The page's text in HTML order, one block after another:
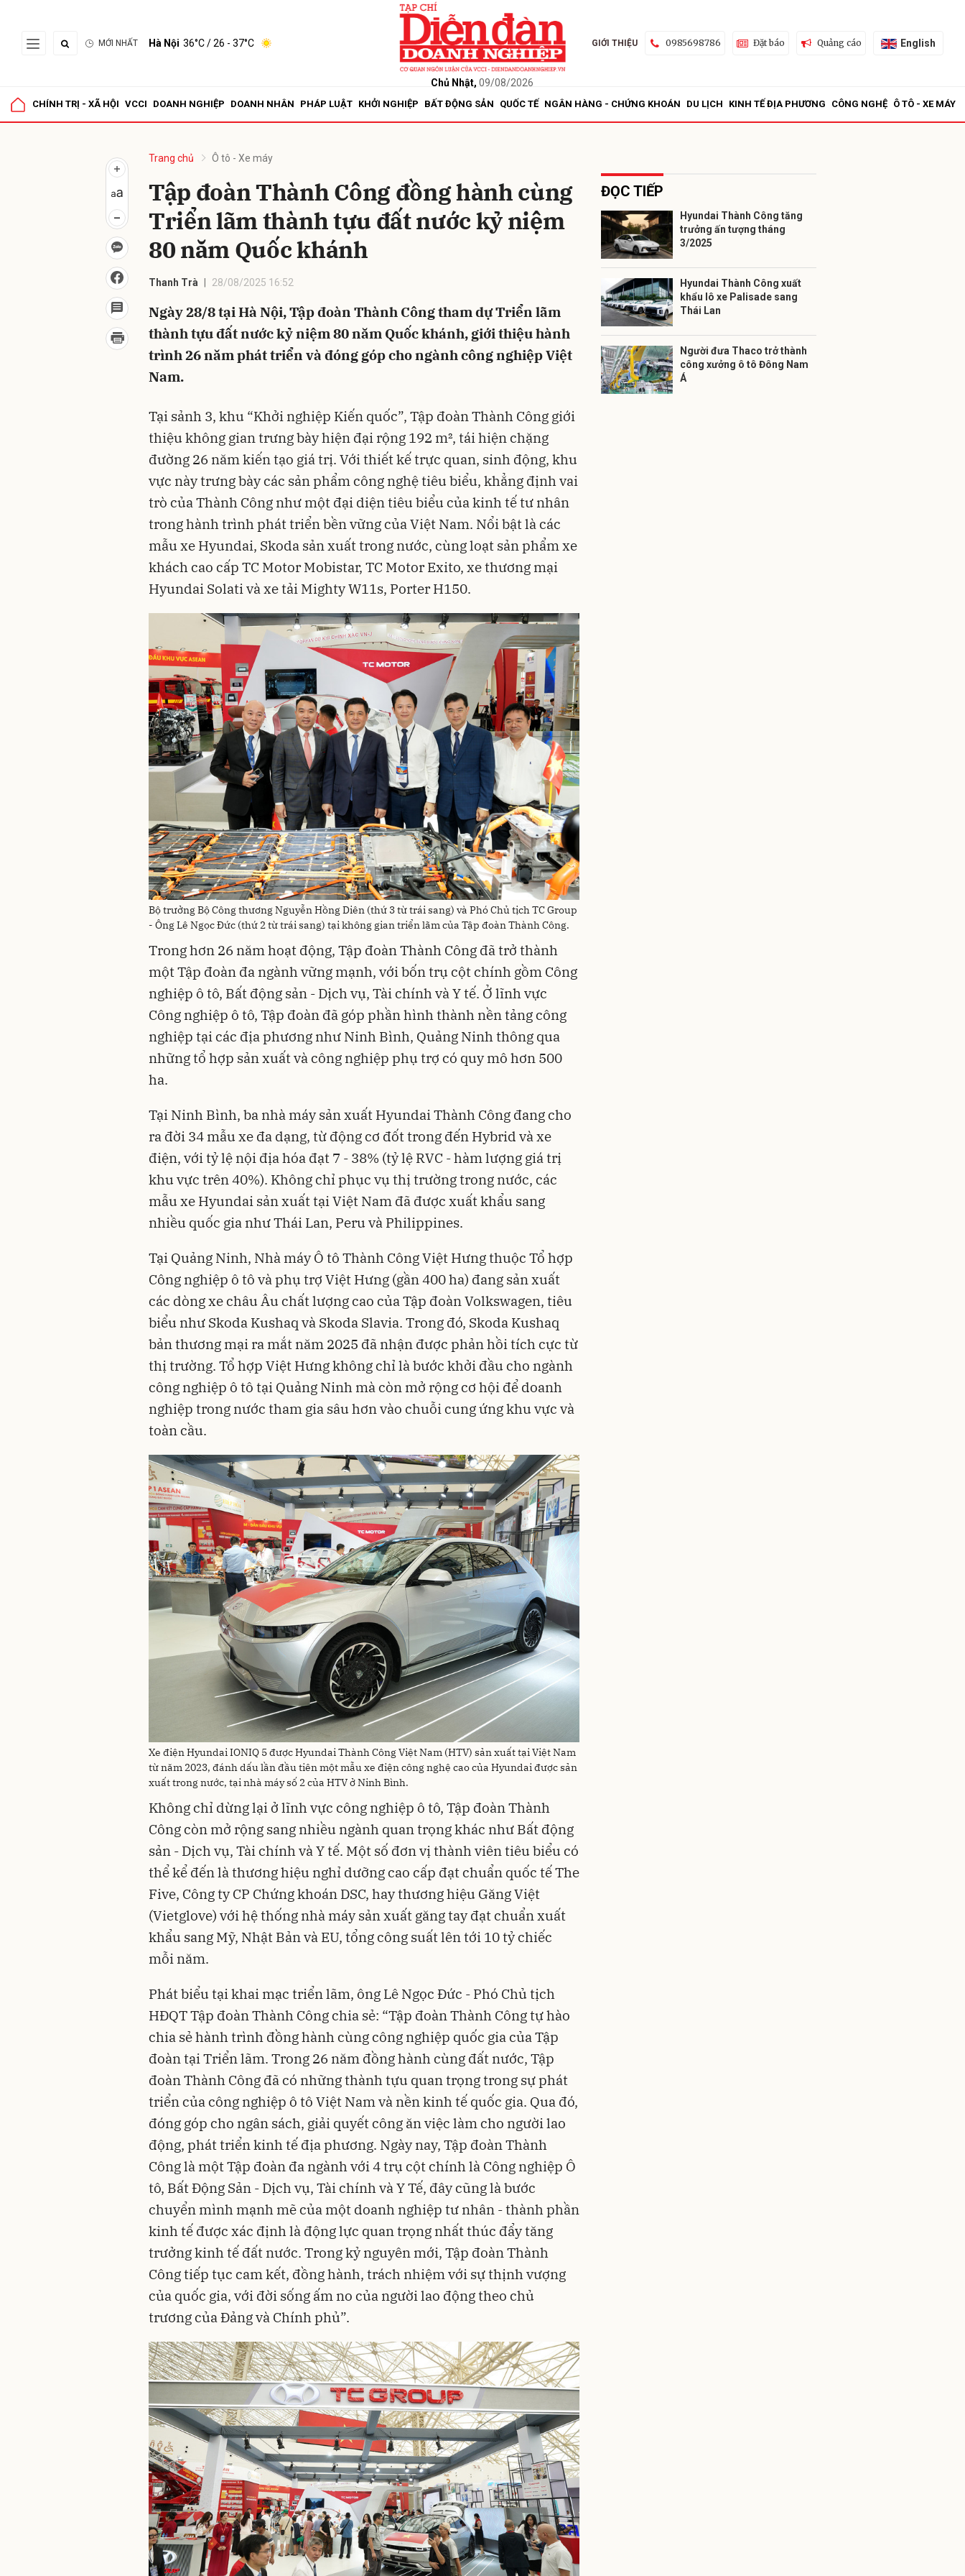
MỚI NHẤT Hà Nội 36°C/ 26 - 37°C
Chủ Nhật, 09/08/2026
GIỚI THIỆU 0985698786 Đặt báo Quảng cáo English
CHÍNH TRỊ - XÃ HỘI VCCI DOANH NGHIỆP DOANH NHÂN PHÁP LUẬT KHỞI NGHIỆP BẤT ĐỘNG SẢN QUỐC TẾ NGÂN HÀNG - CHỨNG KHOÁN DU LỊCH KINH TẾ ĐỊA PHƯƠNG CÔNG NGHỆ Ô TÔ - XE MÁY
Trang chủ Ô tô - Xe máy
Tập đoàn Thành Công đồng hành cùng
Triển lãm thành tựu đất nước kỷ niệm
80 năm Quốc khánh
Thanh Trà 28/08/2025 16:52
Ngày 28/8 tại Hà Nội, Tập đoàn Thành Công tham dự Triển lãm
thành tựu đất nước kỷ niệm 80 năm Quốc khánh, giới thiệu hành
trình 26 năm phát triển và đóng góp cho ngành công nghiệp Việt
Nam.
Tại sảnh 3, khu “Khởi nghiệp Kiến quốc”, Tập đoàn Thành Công giới
thiệu không gian trưng bày hiện đại rộng 192 m², tái hiện chặng
đường 26 năm kiến tạo giá trị. Với thiết kế trực quan, sinh động, khu
vực này trưng bày các sản phẩm công nghệ tiêu biểu, khẳng định vai
trò của Thành Công như một đại diện tiêu biểu của kinh tế tư nhân
trong hành trình phát triển bền vững của Việt Nam. Nổi bật là các
mẫu xe Hyundai, Skoda sản xuất trong nước, cùng loạt sản phẩm xe
khách cao cấp TC Motor Mobistar, TC Motor Exito, xe thương mại
Hyundai Solati và xe tải Mighty W11s, Porter H150.
Bộ trưởng Bộ Công thương Nguyễn Hồng Diên (thứ 3 từ trái sang) và Phó Chủ tịch TC Group
- Ông Lê Ngọc Đức (thứ 2 từ trái sang) tại không gian triển lãm của Tập đoàn Thành Công.
Trong hơn 26 năm hoạt động, Tập đoàn Thành Công đã trở thành
một Tập đoàn đa ngành vững mạnh, với bốn trụ cột chính gồm Công
nghiệp ô tô, Bất động sản - Dịch vụ, Tài chính và Y tế. Ở lĩnh vực
Công nghiệp ô tô, Tập đoàn đã góp phần hình thành nền tảng công
nghiệp tại các địa phương như Ninh Bình, Quảng Ninh thông qua
những tổ hợp sản xuất và công nghiệp phụ trợ có quy mô hơn 500
ha.
Tại Ninh Bình, ba nhà máy sản xuất Hyundai Thành Công đang cho
ra đời 34 mẫu xe đa dạng, từ động cơ đốt trong đến Hybrid và xe
điện, với tỷ lệ nội địa hóa đạt 7 - 38% (tỷ lệ RVC - hàm lượng giá trị
khu vực trên 40%). Không chỉ phục vụ thị trường trong nước, các
mẫu xe Hyundai sản xuất tại Việt Nam đã được xuất khẩu sang
nhiều quốc gia như Thái Lan, Peru và Philippines.
Tại Quảng Ninh, Nhà máy Ô tô Thành Công Việt Hưng thuộc Tổ hợp
Công nghiệp ô tô và phụ trợ Việt Hưng (gần 400 ha) đang sản xuất
các dòng xe châu Âu chất lượng cao của Tập đoàn Volkswagen, tiêu
biểu như Skoda Kushaq và Skoda Slavia. Trong đó, Skoda Kushaq
bản thương mại ra mắt năm 2025 đã nhận được phản hồi tích cực từ
thị trường. Tổ hợp Việt Hưng không chỉ là bước khởi đầu cho ngành
công nghiệp ô tô tại Quảng Ninh mà còn mở rộng cơ hội để doanh
nghiệp trong nước tham gia sâu hơn vào chuỗi cung ứng khu vực và
toàn cầu.
Xe điện Hyundai IONIQ 5 được Hyundai Thành Công Việt Nam (HTV) sản xuất tại Việt Nam
từ năm 2023, đánh dấu lần đầu tiên một mẫu xe điện công nghệ cao của Hyundai được sản
xuất trong nước, tại nhà máy số 2 của HTV ở Ninh Bình.
Không chỉ dừng lại ở lĩnh vực công nghiệp ô tô, Tập đoàn Thành
Công còn mở rộng sang nhiều ngành quan trọng khác như Bất động
sản - Dịch vụ, Tài chính và Y tế. Một số đơn vị thành viên tiêu biểu có
thể kể đến là thương hiệu nghỉ dưỡng cao cấp đạt chuẩn quốc tế The
Five, Công ty CP Chứng khoán DSC, hay thương hiệu Găng Việt
(Vietglove) với hệ thống nhà máy sản xuất găng tay đạt chuẩn xuất
khẩu sang Mỹ, Nhật Bản và EU, tổng công suất lên tới 10 tỷ chiếc
mỗi năm.
Phát biểu tại khai mạc triển lãm, ông Lê Ngọc Đức - Phó Chủ tịch
HĐQT Tập đoàn Thành Công chia sẻ: “Tập đoàn Thành Công tự hào
chia sẻ hành trình đồng hành cùng công nghiệp quốc gia của Tập
đoàn tại Triển lãm. Trong 26 năm đồng hành cùng đất nước, Tập
đoàn Thành Công đã có những thành tựu quan trọng trong sự phát
triển của công nghiệp ô tô Việt Nam và nền kinh tế quốc gia. Qua đó,
đóng góp cho ngân sách, giải quyết công ăn việc làm cho người lao
động, phát triển kinh tế địa phương. Ngày nay, Tập đoàn Thành
Công là một Tập đoàn đa ngành với 4 trụ cột chính là Công nghiệp Ô
tô, Bất Động Sản - Dịch vụ, Tài chính và Y Tế, đây cũng là bước
chuyển mình mạnh mẽ của một doanh nghiệp tư nhân - thành phần
kinh tế được xác định là động lực quan trọng nhất thúc đẩy tăng
trưởng kinh tế đất nước. Trong kỷ nguyên mới, Tập đoàn Thành
Công tiếp tục cam kết, đồng hành, trách nhiệm với sự thịnh vượng
của quốc gia, với đời sống ấm no của người lao động theo chủ
trương của Đảng và Chính phủ”.
ĐỌC TIẾP
Hyundai Thành Công tăng
trưởng ấn tượng tháng
3/2025
Hyundai Thành Công xuất
khẩu lô xe Palisade sang
Thái Lan
Người đưa Thaco trở thành
công xưởng ô tô Đông Nam
Á
Gửi